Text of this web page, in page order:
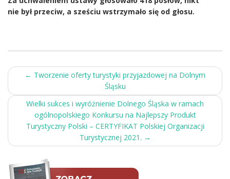
nie był przeciw, a sześciu wstrzymało się od głosu.
Post
navigation
← Tworzenie oferty turystyki przyjazdowej na Dolnym
Śląsku
Wielki sukces i wyróżnienie Dolnego Śląska w ramach
ogólnopolskiego Konkursu na Najlepszy Produkt
Turystyczny Polski – CERTYFIKAT Polskiej Organizacji
Turystycznej 2021. →